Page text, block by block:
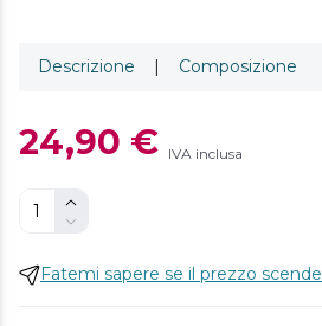
Descrizione | Composizione
24,90 € IVA inclusa
Fatemi sapere se il prezzo scende